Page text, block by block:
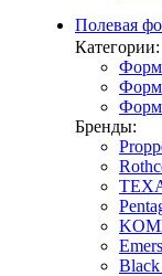
Полевая
Категории:
Бренды: